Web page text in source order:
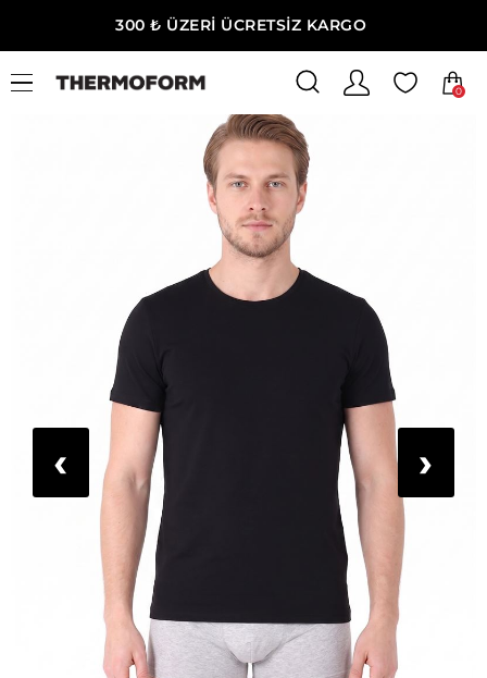
300 ₺ ÜZERİ ÜCRETSİZ KARGO
0
‹ ›